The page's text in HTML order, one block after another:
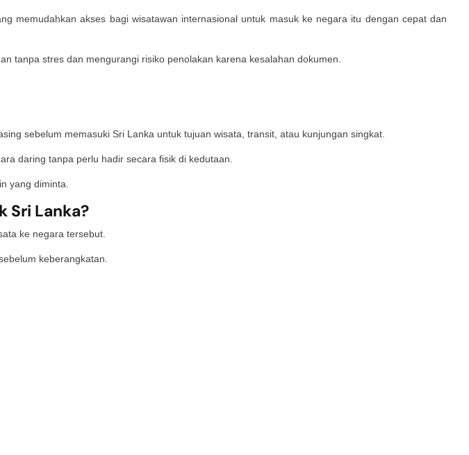
memudahkan akses bagi wisatawan internasional untuk masuk ke negara itu dengan cepat dan
tanpa stres dan mengurangi risiko penolakan karena kesalahan dokumen.
sebelum memasuki Sri Lanka untuk tujuan wisata, transit, atau kunjungan singkat.
daring tanpa perlu hadir secara fisik di kedutaan.
yang diminta.
Sri Lanka?
ke negara tersebut.
keberangkatan.